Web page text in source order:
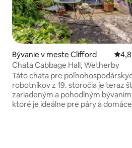
Bývanie v meste Clifford
Chata Cabbage Hall, Wetherby
Táto chata pre
robotníkov z 19. storočia je teraz
zariadeným a pohodlným
ktoré je ideálne pre páry a domáce